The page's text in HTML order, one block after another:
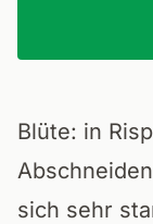
Blüte: in
sich sehr